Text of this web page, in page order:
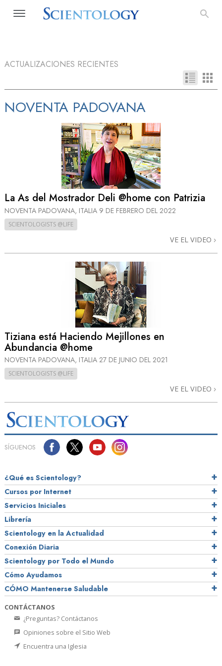
ACTUALIZACIONES RECIENTES
NOVENTA PADOVANA
La As del Mostrador Deli @home con Patrizia
NOVENTA PADOVANA, ITALIA 9 DE FEBRERO DEL 2022
SCIENTOLOGISTS @LIFE
VE EL VIDEO
Tiziana está Haciendo Mejillones en
Abundancia @home
NOVENTA PADOVANA, ITALIA 27 DE JUNIO DEL 2021
SCIENTOLOGISTS @LIFE
VE EL VIDEO
SÍGUENOS
¿Qué es Scientology?
Cursos por Internet
Servicios Iniciales
Librería
Scientology en la Actualidad
Conexión Diaria
Scientology por Todo el Mundo
Cómo Ayudamos
CÓMO Mantenerse Saludable
CONTÁCTANOS
¿Preguntas? Contáctanos
Opiniones sobre el Sitio Web
Encuentra una Iglesia